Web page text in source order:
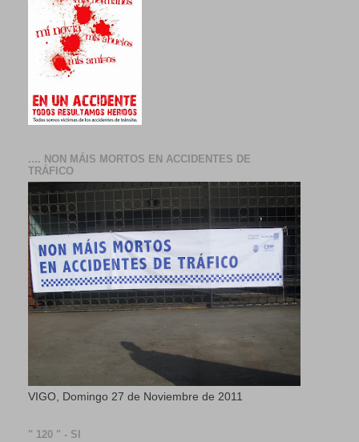
.... NON MÁIS MORTOS EN ACCIDENTES DE
TRÁFICO
VIGO, Domingo 27 de Noviembre de 2011
" 120 " - SI